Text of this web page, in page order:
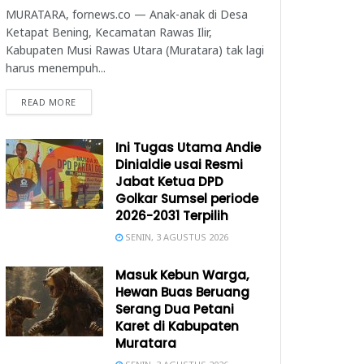
MURATARA, fornews.co — Anak-anak di Desa
Ketapat Bening, Kecamatan Rawas Ilir,
Kabupaten Musi Rawas Utara (Muratara) tak lagi
harus menempuh...
READ MORE
Ini Tugas Utama Andie
Dinialdie usai Resmi
Jabat Ketua DPD
Golkar Sumsel periode
2026-2031 Terpilih
SENIN, 3 AGUSTUS 2026
Masuk Kebun Warga,
Hewan Buas Beruang
Serang Dua Petani
Karet di Kabupaten
Muratara